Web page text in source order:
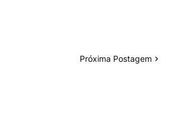
Próxima Postagem